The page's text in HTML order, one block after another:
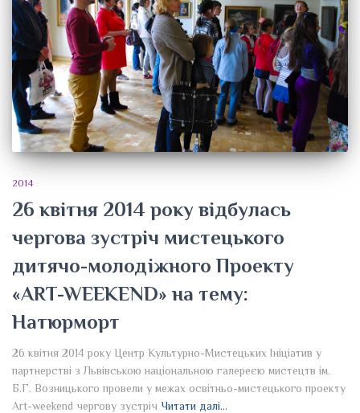
2014
26 квітня 2014 року відбулась
чергова зустріч мистецького
дитячо-молодіжного Проекту
«ART-WEEKEND» на тему:
Натюрморт
26 квітня 2014 року Центр Культурно-Мистецьких Ініціатив у
партнерстві з Львівською національною галереєю мистецтв ім.
Б.Г. Возницького провели у межах освітньо-мистецького проекту
Art-weekend чергову зустріч Читати далі…